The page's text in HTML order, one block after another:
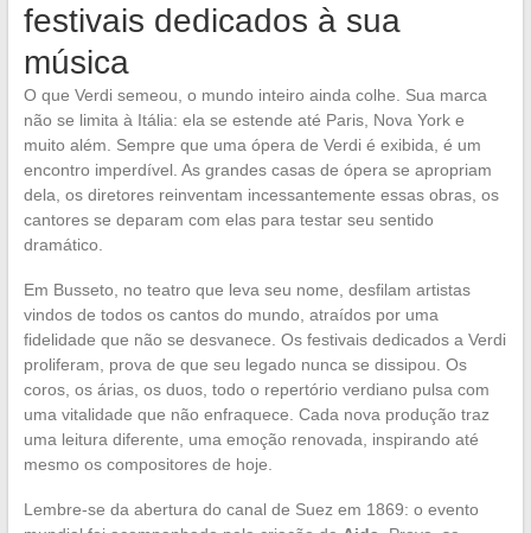
festivais dedicados à sua
música
O que Verdi semeou, o mundo inteiro ainda colhe. Sua marca
não se limita à Itália: ela se estende até Paris, Nova York e
muito além. Sempre que uma ópera de Verdi é exibida, é um
encontro imperdível. As grandes casas de ópera se apropriam
dela, os diretores reinventam incessantemente essas obras, os
cantores se deparam com elas para testar seu sentido
dramático.
Em Busseto, no teatro que leva seu nome, desfilam artistas
vindos de todos os cantos do mundo, atraídos por uma
fidelidade que não se desvanece. Os festivais dedicados a Verdi
proliferam, prova de que seu legado nunca se dissipou. Os
coros, os árias, os duos, todo o repertório verdiano pulsa com
uma vitalidade que não enfraquece. Cada nova produção traz
uma leitura diferente, uma emoção renovada, inspirando até
mesmo os compositores de hoje.
Lembre-se da abertura do canal de Suez em 1869: o evento